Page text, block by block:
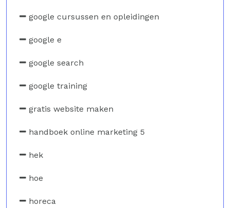
google cursussen en opleidingen
google e
google search
google training
gratis website maken
handboek online marketing 5
hek
hoe
horeca